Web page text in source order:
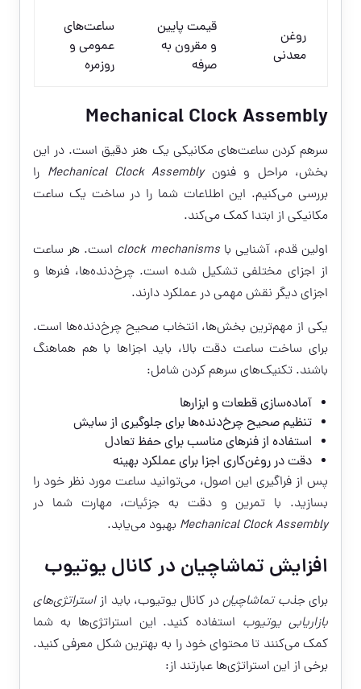
روغن
معدنی
قیمت پایین
و مقرون به
صرفه
ساعت‌های
عمومی و
روزمره
Mechanical Clock Assembly
سرهم کردن ساعت‌های مکانیکی یک هنر دقیق است. در این
بخش، مراحل و فنونMechanical Clock Assembly را
بررسی می‌کنیم. این اطلاعات شما را در ساخت یک ساعت
مکانیکی از ابتدا کمک می‌کند.
اولین قدم، آشنایی باclock mechanisms است. هر ساعت
از اجزای مختلفی تشکیل شده است. چرخ‌دنده‌ها، فنرها و
اجزای دیگر نقش مهمی در عملکرد دارند.
یکی از مهم‌ترین بخش‌ها، انتخاب صحیح چرخ‌دنده‌ها است.
برای ساخت ساعت دقت بالا، باید اجزاها با هم هماهنگ
باشند. تکنیک‌های سرهم کردن شامل:
آماده‌سازی قطعات و ابزارها
تنظیم صحیح چرخ‌دنده‌ها برای جلوگیری از سایش
استفاده از فنرهای مناسب برای حفظ تعادل
دقت در روغن‌کاری اجزا برای عملکرد بهینه
پس از فراگیری این اصول، می‌توانید ساعت مورد نظر خود را
بسازید. با تمرین و دقت به جزئیات، مهارت شما در
Mechanical Clock Assembly بهبود می‌یابد.
افزایش تماشاچیان در کانال یوتیوب
برای جذب تماشاچیاندر کانال یوتیوب، باید ازاستراتژی‌های
بازاریابی یوتیوب استفاده کنید. این استراتژی‌ها به شما
کمک می‌کنند تا محتوای خود را به بهترین شکل معرفی کنید.
برخی از این استراتژی‌ها عبارتند از: